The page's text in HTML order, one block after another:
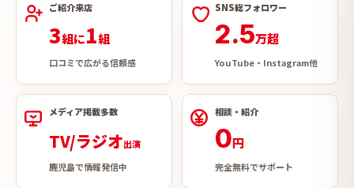
ご紹介来店
3組に1組
口コミで広がる信頼感
SNS総フォロワー
2.5万超
YouTube・Instagram他
メディア掲載多数
TV/ラジオ出演
鹿児島で情報発信中
相談・紹介
0円
完全無料でサポート